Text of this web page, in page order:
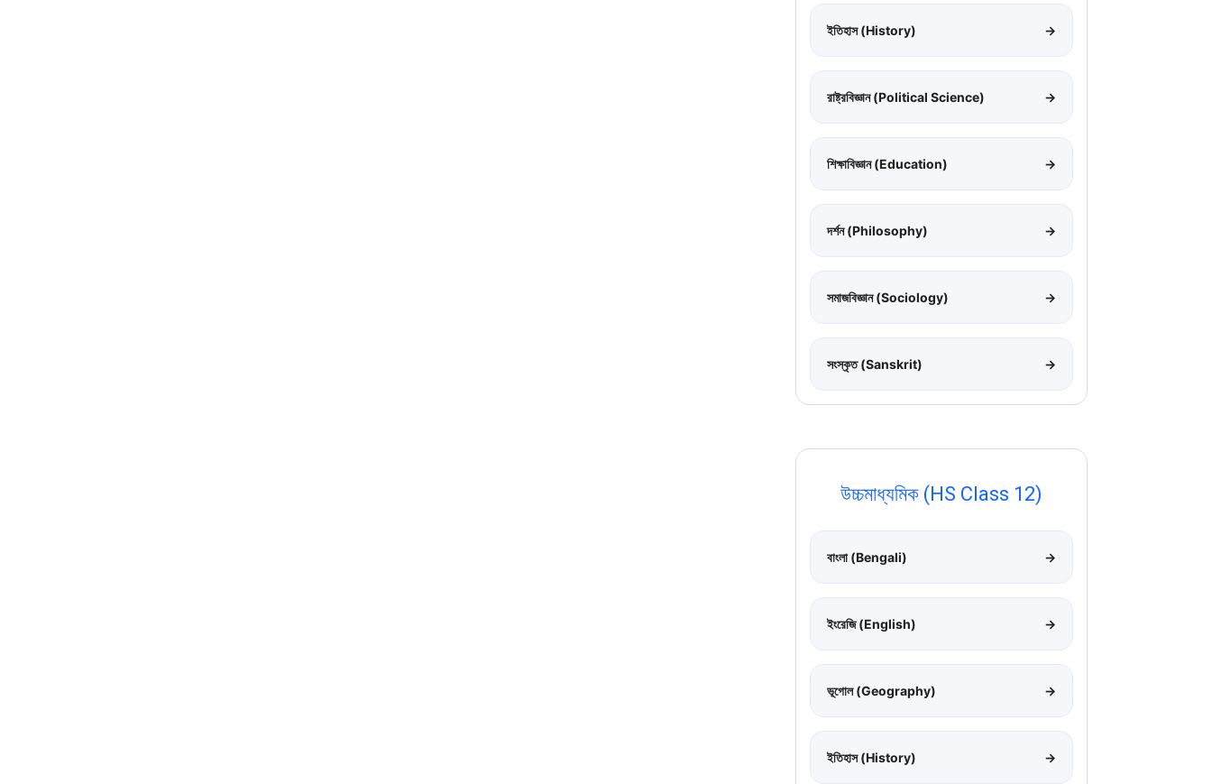
ইতিহাস (History) →
রাষ্ট্রবিজ্ঞান (Political Science) →
শিক্ষাবিজ্ঞান (Education) →
দর্শন (Philosophy) →
সমাজবিজ্ঞান (Sociology) →
সংস্কৃত (Sanskrit) →
উচ্চমাধ্যমিক (HS Class 12)
বাংলা (Bengali) →
ইংরেজি (English) →
ভূগোল (Geography) →
ইতিহাস (History) →